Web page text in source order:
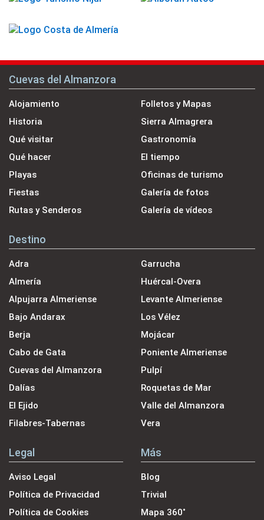
Cuevas del Almanzora
Alojamiento
Historia
Qué visitar
Qué hacer
Playas
Fiestas
Rutas y Senderos
Folletos y Mapas
Sierra Almagrera
Gastronomía
El tiempo
Oficinas de turismo
Galería de fotos
Galería de vídeos
Destino
Adra
Almería
Alpujarra Almeriense
Bajo Andarax
Berja
Cabo de Gata
Cuevas del Almanzora
Dalías
El Ejido
Filabres-Tabernas
Garrucha
Huércal-Overa
Levante Almeriense
Los Vélez
Mojácar
Poniente Almeriense
Pulpí
Roquetas de Mar
Valle del Almanzora
Vera
Legal
Aviso Legal
Política de Privacidad
Política de Cookies
Más
Blog
Trivial
Mapa 360˚